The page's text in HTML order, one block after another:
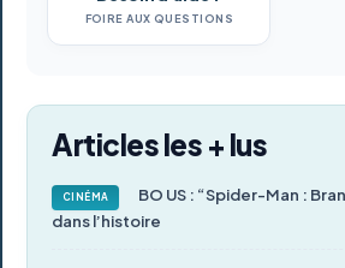
FOIRE AUX QUESTIONS
Articles les + lus
CINÉMA
BO US : “Spider-Man :
dans l’histoire